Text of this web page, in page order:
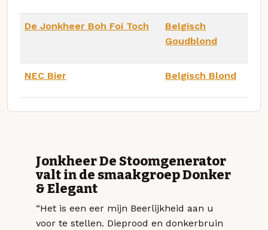
De Jonkheer Boh Foi Toch
Belgisch
Goudblond
NEC Bier Belgisch Blond
Jonkheer De Stoomgenerator
valt in de smaakgroep Donker
& Elegant
“Het is een eer mijn Beerlijkheid aan u
voor te stellen. Dieprood en donkerbruin